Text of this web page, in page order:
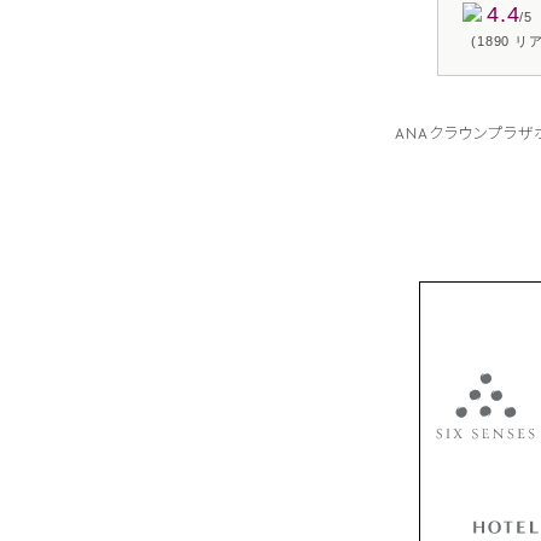
4.4/5
(1890 リ
ANAクラウンプラ